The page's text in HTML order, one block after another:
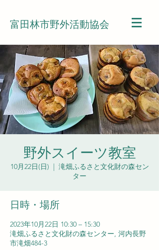
富田林市野外活動協会
野外スイーツ教室
10月22日(日)
  |
滝畑ふるさと文化財の森セン
ター
日時・場所
2023年10月22日 10:30 – 15:30
滝畑ふるさと文化財の森センター, 河内長野
市滝畑484-3